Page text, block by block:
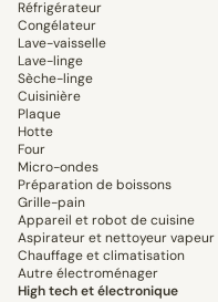
Réfrigérateur
Congélateur
Lave-vaisselle
Lave-linge
Sèche-linge
Cuisinière
Plaque
Hotte
Four
Micro-ondes
Préparation de boissons
Grille-pain
Appareil et robot de cuisine
Aspirateur et nettoyeur vapeur
Chauffage et climatisation
Autre électroménager
High tech et électronique